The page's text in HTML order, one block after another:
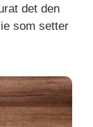
det den
som setter